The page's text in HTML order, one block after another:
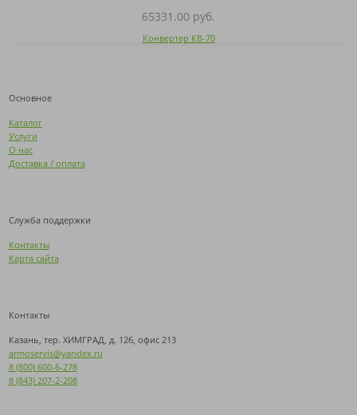
65331.00 руб.
Конвертер КВ-70
Основное
Каталог
Услуги
О нас
Доставка / оплата
Служба поддержки
Контакты
Карта сайта
Контакты
Казань, тер. ХИМГРАД, д. 126, офис 213
armoservis@yandex.ru
8 (800) 600-6-278
8 (843) 207-2-208